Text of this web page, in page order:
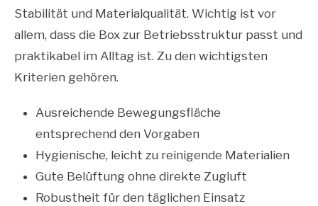
Stabilität und Materialqualität. Wichtig ist vor
allem, dass die Box zur Betriebsstruktur passt und
praktikabel im Alltag ist. Zu den wichtigsten
Kriterien gehören.
Ausreichende Bewegungsfläche
entsprechend den Vorgaben
Hygienische, leicht zu reinigende Materialien
Gute Belüftung ohne direkte Zugluft
Robustheit für den täglichen Einsatz